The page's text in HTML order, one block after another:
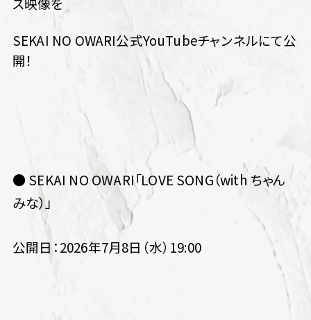
SEKAI NO OWARI公式YouTubeチャンネルにて公
開！
● SEKAI NO OWARI「LOVE SONG（with ちゃん
みな）」
公開日：2026年7月8日（水）19:00